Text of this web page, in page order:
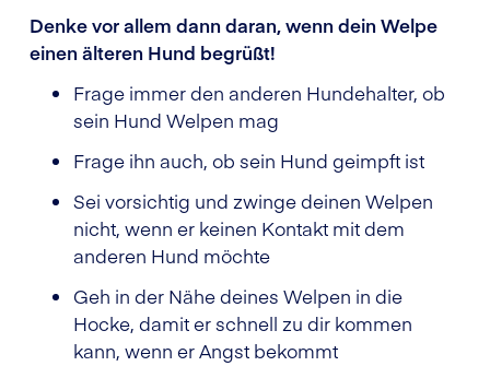
Denke vor allem dann daran, wenn dein Welpe
einen älteren Hund begrüßt!
Frage immer den anderen Hundehalter, ob
sein Hund Welpen mag
Frage ihn auch, ob sein Hund geimpft ist
Sei vorsichtig und zwinge deinen Welpen
nicht, wenn er keinen Kontakt mit dem
anderen Hund möchte
Geh in der Nähe deines Welpen in die
Hocke, damit er schnell zu dir kommen
kann, wenn er Angst bekommt